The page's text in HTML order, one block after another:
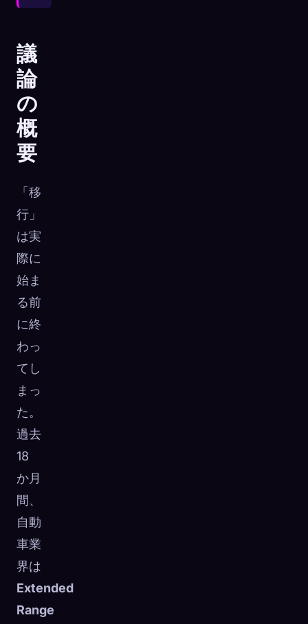
議
論
の
概
要
「移
行」
は実
際に
始ま
る前
に終
わっ
てし
まっ
た。
過去
18
か月
間、
自動
車業
界は
Extended
Range